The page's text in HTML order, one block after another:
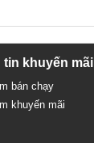
tin khuyến mãi
bán chạy
khuyến mãi